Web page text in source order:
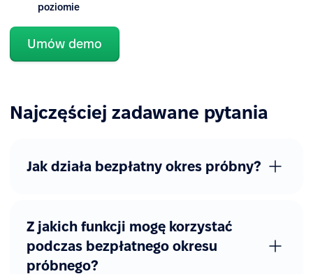
Wbudowane integracje
Formularze i automatyczne workflow HR
Podstawowe sekwencje
workflow
workflow
z procesami zatwierdzania
Inne zaawansowane funkcje
poziomie
Umów demo
Najczęściej zadawane pytania
Jak działa bezpłatny okres próbny?
Z jakich funkcji mogę korzystać
podczas bezpłatnego okresu
próbnego?